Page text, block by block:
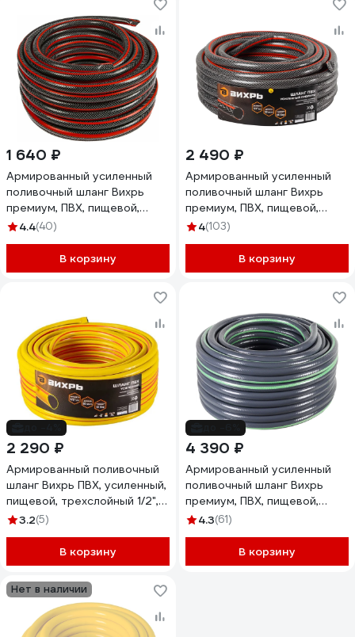
1 640 ₽
Армированный усиленный
поливочный шланг Вихрь
премиум, ПВХ, пищевой,
трехслойный, 1/2", 25 м
4.4(40)
В корзину
2 490 ₽
Армированный усиленный
поливочный шланг Вихрь
премиум, ПВХ, пищевой,
трехслойный, 3/4", 25 м
4(103)
В корзину
2 290 ₽
Армированный поливочный
шланг Вихрь ПВХ, усиленный,
пищевой, трехслойный 1/2",
50 м, жёлтый 73/7/2/33
3.2(5)
В корзину
4 390 ₽
Армированный усиленный
поливочный шланг Вихрь
премиум, ПВХ, пищевой,
четырехслойный, 3/4", 25 м
4.3(61)
В корзину
Нет в наличии